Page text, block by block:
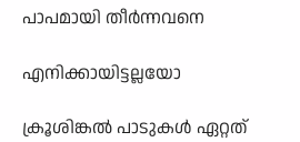
പാപമായി തീർന്നവനെ
എനിക്കായിട്ടല്ലയോ
ക്രൂശിങ്കൽ പാടുകൾ ഏറ്റത്